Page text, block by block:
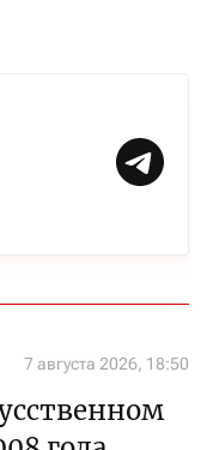
7 августа 2026, 18:50